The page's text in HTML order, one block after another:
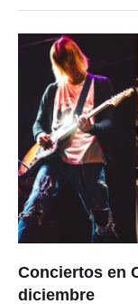
Conciertos en
diciembre